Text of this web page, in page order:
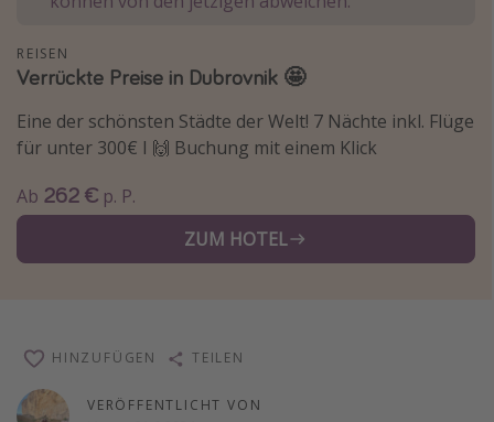
Sri Lanka Rundreise
Alle Reisethemen
Wochenendtrip
Singlereisen
REISEN
Verrückte Preise in Dubrovnik 🤩
Eine der schönsten Städte der Welt! 7 Nächte inkl. Flüge
für unter 300€ I 🙌 Buchung mit einem Klick
Ab 262 € p. P.
ZUM HOTEL
VERÖFFENTLICHT VON
HINZUFÜGEN TEILEN